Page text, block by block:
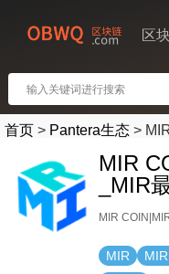
区
首页 > Pantera生态 >
MIR
_MIR
MIR
MIR